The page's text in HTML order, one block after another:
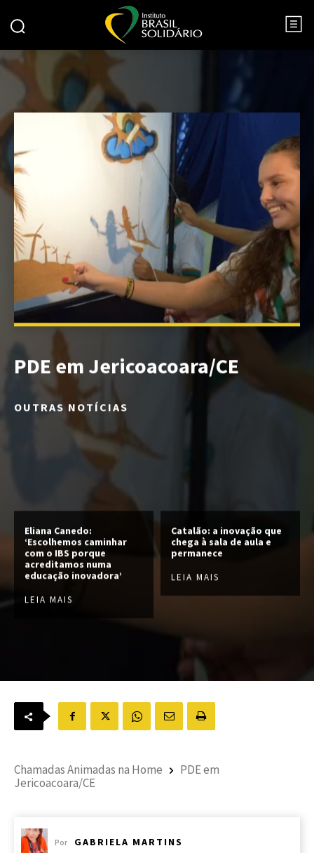
PDE em Jericoacoara/CE
OUTRAS NOTÍCIAS
Eliana Canedo:
‘Escolhemos caminhar
com o IBS porque
acreditamos numa
educação inovadora’
LEIA MAIS
Catalão: a inovação que
chega à sala de aula e
permanece
LEIA MAIS
Chamadas Animadas na Home
PDE em
Jericoacoara/CE
Por GABRIELA MARTINS